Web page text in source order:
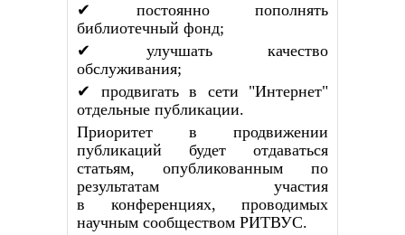
✔ постоянно пополнять
библиотечный фонд;
✔ улучшать качество
обслуживания;
✔ продвигать в сети "Интернет"
отдельные публикации.
Приоритет в продвижении
публикаций будет отдаваться
статьям, опубликованным по
результатам участия
в конференциях, проводимых
научным сообществом РИТВУС.